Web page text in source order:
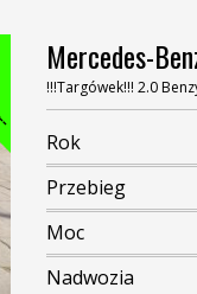
Mercedes-
!!!Targówek!!! 2.0
Rok
Przebieg
Moc
Nadwozia